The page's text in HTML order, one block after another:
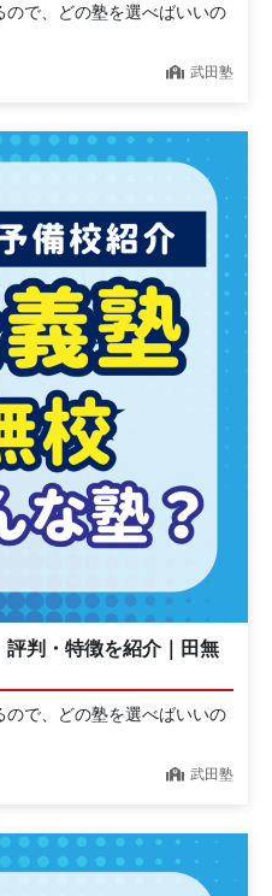
で、どの塾を選べばいいの
武田塾
判・特徴を紹介｜田無
で、どの塾を選べばいいの
武田塾